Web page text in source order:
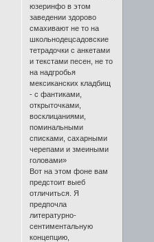
юзеринфо в этом
заведении здорово
смахивают не то на
школьнодецсадовские
тетрадочки с анкетами
и текстами песен, не то
на надгробья
мексиканских кладбищ
- с фантиками,
открыточками,
восклицаниями,
поминальными
списками, сахарными
черепами и змеиными
головами»
Вот на этом фоне вам
предстоит выеб
отличиться. Я
предпочла
литературно-
сентиментальную
концепцию,